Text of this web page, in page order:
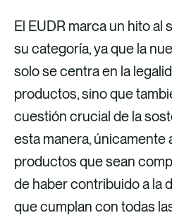
El EUDR marca un hito al
su categoría, ya que la
solo se centra en la
productos, sino que
cuestión crucial de la
esta manera, únicamente
productos que sean
de haber contribuido a la
que cumplan con todas